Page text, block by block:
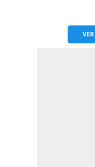
VER